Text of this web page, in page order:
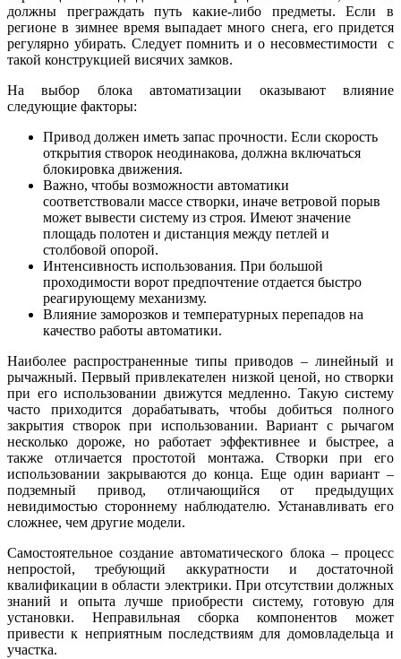
должны преграждать путь какие-либо предметы. Если в
регионе в зимнее время выпадает много снега, его придется
регулярно убирать. Следует помнить и о несовместимости с
такой конструкцией висячих замков.
На выбор блока автоматизации оказывают влияние
следующие факторы:
Привод должен иметь запас прочности. Если скорость
открытия створок неодинакова, должна включаться
блокировка движения.
Важно, чтобы возможности автоматики
соответствовали массе створки, иначе ветровой порыв
может вывести систему из строя. Имеют значение
площадь полотен и дистанция между петлей и
столбовой опорой.
Интенсивность использования. При большой
проходимости ворот предпочтение отдается быстро
реагирующему механизму.
Влияние заморозков и температурных перепадов на
качество работы автоматики.
Наиболее распространенные типы приводов – линейный и
рычажный. Первый привлекателен низкой ценой, но створки
при его использовании движутся медленно. Такую систему
часто приходится дорабатывать, чтобы добиться полного
закрытия створок при использовании. Вариант с рычагом
несколько дороже, но работает эффективнее и быстрее, а
также отличается простотой монтажа. Створки при его
использовании закрываются до конца. Еще один вариант –
подземный привод, отличающийся от предыдущих
невидимостью стороннему наблюдателю. Устанавливать его
сложнее, чем другие модели.
Самостоятельное создание автоматического блока – процесс
непростой, требующий аккуратности и достаточной
квалификации в области электрики. При отсутствии должных
знаний и опыта лучше приобрести систему, готовую для
установки. Неправильная сборка компонентов может
привести к неприятным последствиям для домовладельца и
участка.